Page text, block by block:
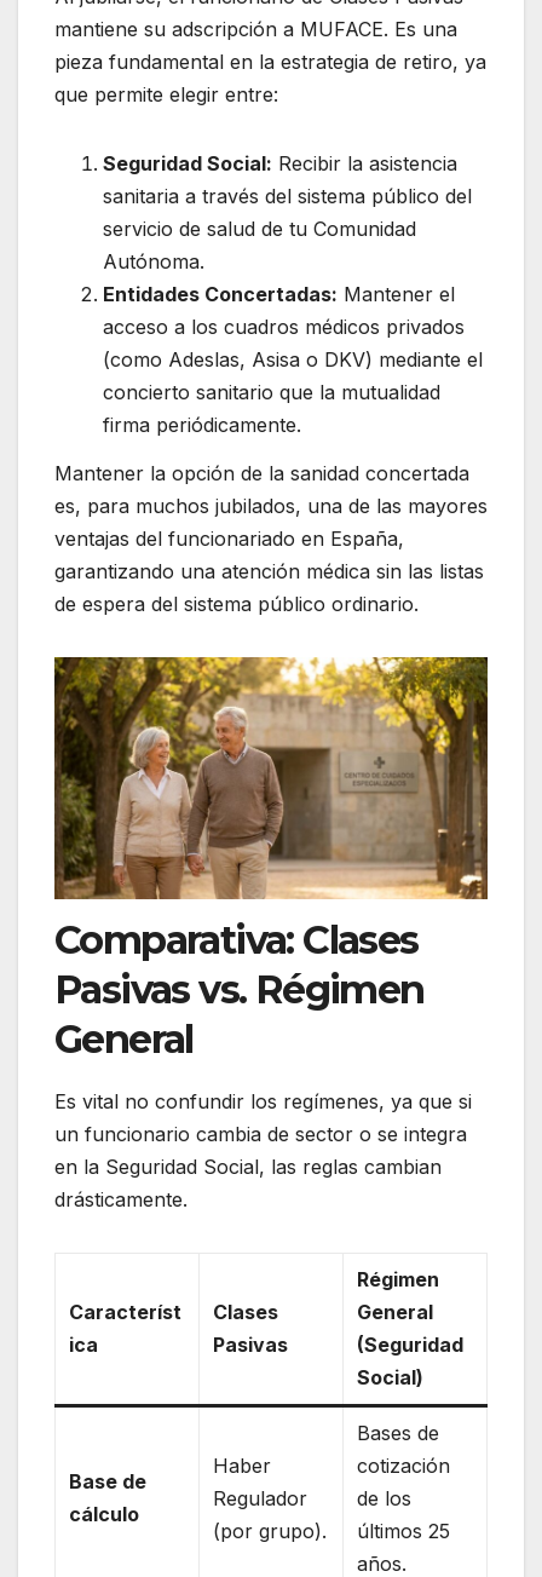
mantiene su adscripción a MUFACE. Es una
pieza fundamental en la estrategia de retiro, ya
que permite elegir entre:
Seguridad Social: Recibir la asistencia
sanitaria a través del sistema público del
servicio de salud de tu Comunidad
Autónoma.
Entidades Concertadas: Mantener el
acceso a los cuadros médicos privados
(como Adeslas, Asisa o DKV) mediante el
concierto sanitario que la mutualidad
firma periódicamente.
Mantener la opción de la sanidad concertada
es, para muchos jubilados, una de las mayores
ventajas del funcionariado en España,
garantizando una atención médica sin las listas
de espera del sistema público ordinario.
Comparativa: Clases
Pasivas vs. Régimen
General
Es vital no confundir los regímenes, ya que si
un funcionario cambia de sector o se integra
en la Seguridad Social, las reglas cambian
drásticamente.
Característ
ica
Clases
Pasivas
Régimen
General
(Seguridad
Social)
Base de
cálculo
Haber
Regulador
(por grupo).
Bases de
cotización
de los
últimos 25
años.